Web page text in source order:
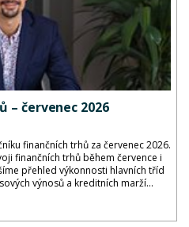
– červenec 2026
finančních trhů za červenec 2026.
finančních trhů během července i
přehled výkonnosti hlavních tříd
výnosů a kreditních marží...